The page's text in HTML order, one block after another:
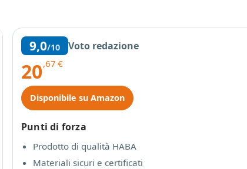
9,0/10 Voto redazione
20,67 €
Disponibile su Amazon
Punti di forza
Prodotto di qualità HABA
Materiali sicuri e certificati